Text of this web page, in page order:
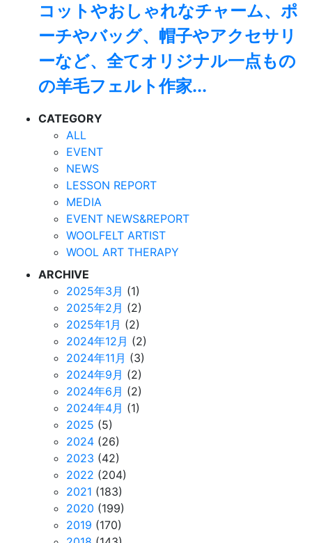
コットやおしゃれなチャーム、ポ
ーチやバッグ、帽子やアクセサリ
ーなど、全てオリジナル一点もの
の羊毛フェルト作家...
CATEGORY
ALL
EVENT
NEWS
LESSON REPORT
MEDIA
EVENT NEWS&REPORT
WOOLFELT ARTIST
WOOL ART THERAPY
ARCHIVE
2025年3月 (1)
2025年2月 (2)
2025年1月 (2)
2024年12月 (2)
2024年11月 (3)
2024年9月 (2)
2024年6月 (2)
2024年4月 (1)
2025 (5)
2024 (26)
2023 (42)
2022 (204)
2021 (183)
2020 (199)
2019 (170)